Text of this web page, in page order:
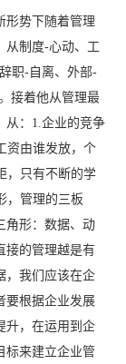
势下随着管理
从制度-心动、工
职-自离、外部-
接着他从管理最
从：1.企业的竞争
资由谁发放，个
，只有不断的学
，管理的三板
角形：数据、动
接的管理越是有
，我们应该在企
要根据企业发展
升，在运用到企
标来建立企业管